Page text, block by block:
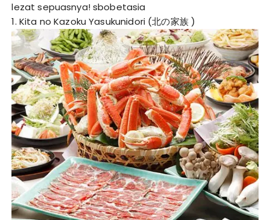
lezat sepuasnya!sbobetasia
1. Kita no Kazoku Yasukunidori (北の家族 )